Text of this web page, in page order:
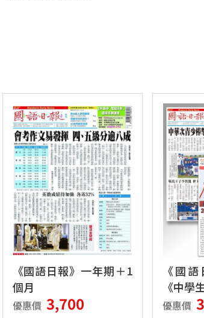
《國語日報》一年期＋1
個月
優惠價 3,700
《國
《中學
優惠價